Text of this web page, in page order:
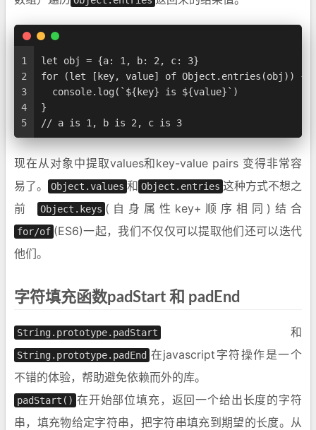
1
2
3
4
5
let obj = {a: 1, b: 2, c: 3}
for (let [key, value] of Object.entries(obj)) {
  console.log(`${key} is ${value}`)
}
// a is 1, b is 2, c is 3
现在从对象中提取values和key-value pairs 变得非常容
易了。
Object.values 和 Object.entries 这种方式不想之
前
Object.keys (自身属性key+顺序相同)结合
for/of (ES6)一起，我们不仅仅可以提取他们还可以迭代
他们。
字符填充函数padStart 和 padEnd
String.prototype.padStart 和
String.prototype.padEnd 在javascript字符操作是一个
不错的体验，帮助避免依赖而外的库。
padStart() 在开始部位填充，返回一个给出长度的字符
串，填充物给定字符串，把字符串填充到期望的长度。从